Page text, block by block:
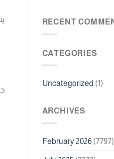
Free
لعبة
RECENT
CATEGORIES
Uncategorized (1)
ARCHIVES
February 2026(7797)